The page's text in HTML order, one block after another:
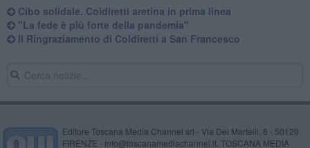
Cibo solidale, Coldiretti aretina in prima linea
"La fede è più forte della pandemia"
Il Ringraziamento di Coldiretti a San Francesco
Editore Toscana Media Channel srl - Via Dei Martelli, 8 - 50129
FIRENZE - info@toscanamediachannel.it. TOSCANA MEDIA